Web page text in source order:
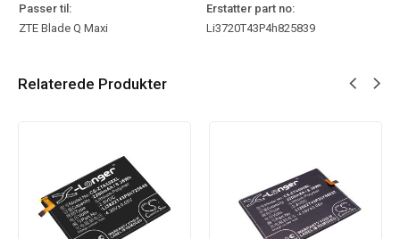
Passer til:
Erstatter part no:
ZTE Blade Q Maxi
Li3720T43P4h825839
Relaterede Produkter